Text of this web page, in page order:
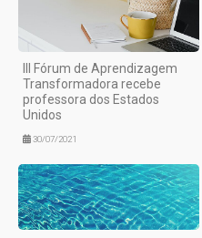
III Fórum de Aprendizagem
Transformadora recebe
professora dos Estados
Unidos
30/07/2021